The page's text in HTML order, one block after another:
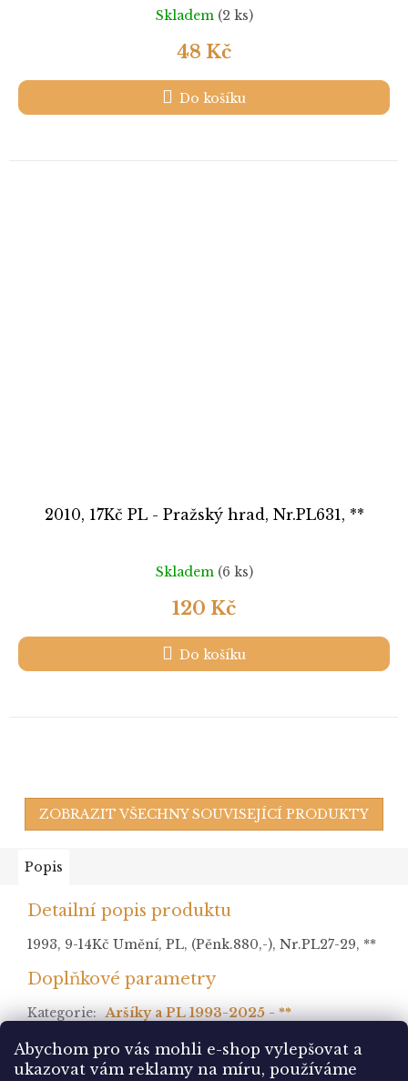
Abychom pro vás mohli e-shop vylepšovat a
ukazovat vám reklamy na míru, používáme
Skladem (2 ks)
48 Kč
Do košíku
2010, 17Kč PL - Pražský hrad, Nr.PL631, **
Skladem (6 ks)
120 Kč
Do košíku
ZOBRAZIT VŠECHNY SOUVISEJÍCÍ PRODUKTY
Popis
Detailní popis produktu
1993, 9-14Kč Umění, PL, (Pěnk.880,-), Nr.PL27-29, **
Doplňkové parametry
Kategorie: Aršíky a PL 1993-2025 - **